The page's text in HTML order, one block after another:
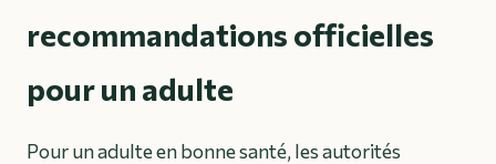
recommandations officielles
pour un adulte
Pour un adulte en bonne santé, les autorités